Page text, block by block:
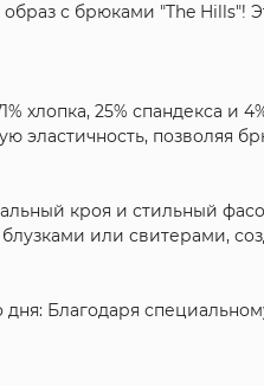
с брюками "The Hills"!
хлопка, 25% спандекса и
эластичность, позволяя
кроя и стильный
или свитерами,
Благодаря